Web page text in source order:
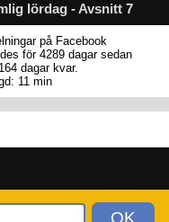
lördag - Avsnitt 7
på Facebook
för 4289 dagar sedan
dagar kvar.
11 min